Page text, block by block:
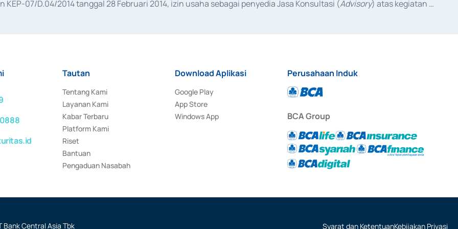
KEP-07/D.04/2014 tanggal 28 Februari 2014, izin usaha sebagai penyedia Jasa Konsultasi (Advisory) atas kegiatan
Tautan
Tentang Kami
Layanan Kami
Kabar Terbaru
Platform Kami
Riset
Bantuan
Pengaduan Nasabah
Download Aplikasi
Google Play
App Store
Windows App
Perusahaan Induk
BCA Group
Bank Central Asia Tbk
Syarat dan KetentuanKebijakan Privasi